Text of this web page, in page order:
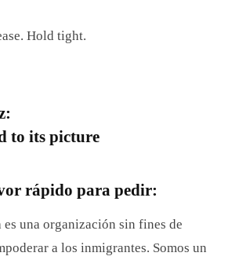
Hold tight.
to its picture
rápido para pedir:
una organización sin fines de
a los inmigrantes. Somos un